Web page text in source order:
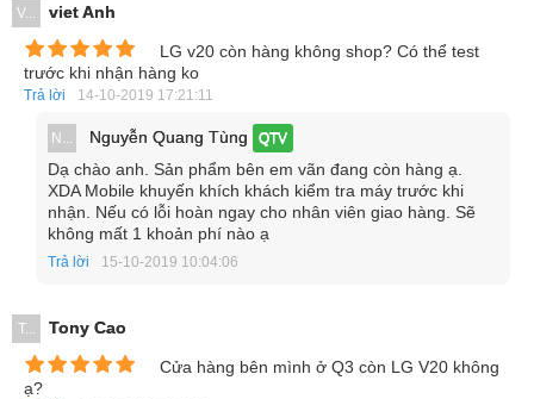
màn hình chính và chắc chắn nó sẽ có nhiều cải tiến hơn
giúp bạn sử dụng thiết bị hiệu quả hơn.
Hiệu năng mạnh mẽ
Về cấu hình, LG V20 sẽ được trang bị màn hình 5.5 inch độ
phân giải Full HD, bộ vi xử lý Snapdragon 820, RAM 3/4
GB, bộ nhớ trong 32/64 GB, camera sau 20 MP, camera
trước 8 MP selfie góc rộng, pin dung lượng 4000 mAh hỗ
V... viet Anh
LG v20 còn hàng không shop? Có thể test
trước khi nhận hàng ko
Trả lời 14-10-2019 17:21:11
N... Nguyễn Quang Tùng QTV
Dạ chào anh. Sản phẩm bên em vãn đang còn hàng ạ.
XDA Mobile khuyến khích khách kiểm tra máy trước khi
nhận. Nếu có lỗi hoàn ngay cho nhân viên giao hàng. Sẽ
không mất 1 khoản phí nào ạ
Trả lời 15-10-2019 10:04:06
T... Tony Cao
Cửa hàng bên mình ở Q3 còn LG V20 không
ạ?